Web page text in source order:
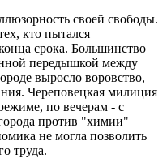
своей свободы.
кто пытался
срока. Большинство
передышкой между
выросло воровство,
Череповецкая милиция
по вечерам - с
против "химии"
не могла позволить
труда.